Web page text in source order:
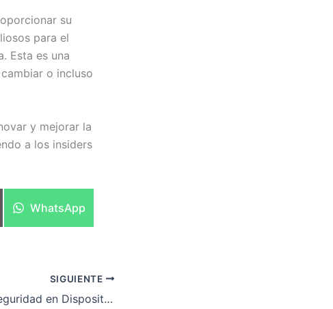
su
para el
Esta es una
o incluso
y mejorar la
a los insiders
Compartir
WhatsApp
SIGUIENTE
Mejora de Seguridad en Dispositivos: Análisis de Registros con Amazon Bedrock y Palo Alto Networks